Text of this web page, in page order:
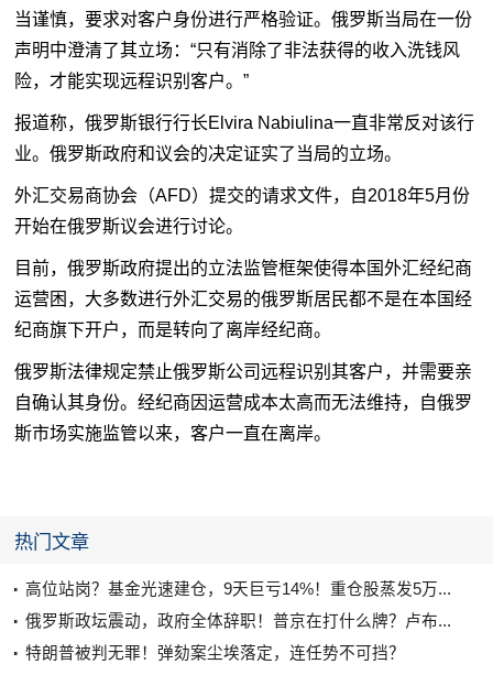
当谨慎，要求对客户身份进行严格验证。俄罗斯当局在一份
声明中澄清了其立场：“只有消除了非法获得的收入洗钱风
险，才能实现远程识别客户。”
报道称，俄罗斯银行行长Elvira Nabiulina一直非常反对该行
业。俄罗斯政府和议会的决定证实了当局的立场。
外汇交易商协会（AFD）提交的请求文件，自2018年5月份
开始在俄罗斯议会进行讨论。
目前，俄罗斯政府提出的立法监管框架使得本国外汇经纪商
运营困，大多数进行外汇交易的俄罗斯居民都不是在本国经
纪商旗下开户，而是转向了离岸经纪商。
俄罗斯法律规定禁止俄罗斯公司远程识别其客户，并需要亲
自确认其身份。经纪商因运营成本太高而无法维持，自俄罗
斯市场实施监管以来，客户一直在离岸。
热门文章
高位站岗？基金光速建仓，9天巨亏14%！重仓股蒸发5万...
俄罗斯政坛震动，政府全体辞职！普京在打什么牌？卢布...
特朗普被判无罪！弹劾案尘埃落定，连任势不可挡？